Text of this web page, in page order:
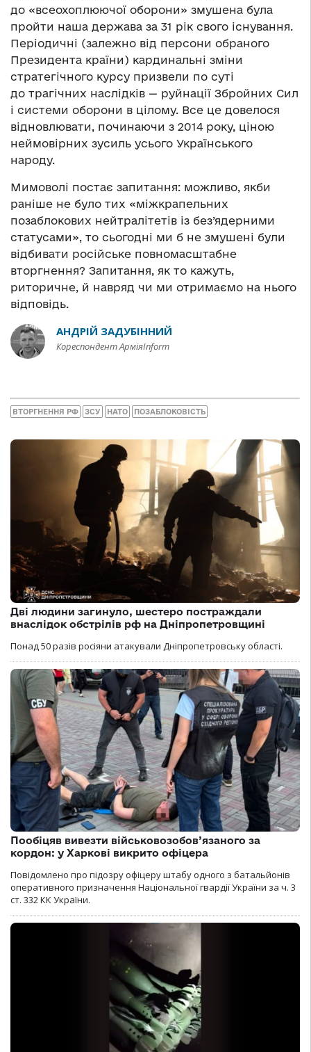
до «всеохоплюючої оборони» змушена була
пройти наша держава за 31 рік свого існування.
Періодичні (залежно від персони обраного
Президента країни) кардинальні зміни
стратегічного курсу призвели по суті
до трагічних наслідків — руйнації Збройних Сил
і системи оборони в цілому. Все це довелося
відновлювати, починаючи з 2014 року, ціною
неймовірних зусиль усього Українського
народу.
Мимоволі постає запитання: можливо, якби
раніше не було тих «міжкрапельних
позаблокових нейтралітетів із без’ядерними
статусами», то сьогодні ми б не змушені були
відбивати російське повномасштабне
вторгнення? Запитання, як то кажуть,
риторичне, й навряд чи ми отримаємо на нього
відповідь.
АНДРІЙ ЗАДУБІННИЙ
Кореспондент АрміяInform
ВТОРГНЕННЯ РФ ЗСУ НАТО ПОЗАБЛОКОВІСТЬ
Дві людини загинуло, шестеро постраждали
внаслідок обстрілів рф на Дніпропетровщині
Понад 50 разів росіяни атакували Дніпропетровську області.
Пообіцяв вивезти військовозобов’язаного за
кордон: у Харкові викрито офіцера
Повідомлено про підозру офіцеру штабу одного з батальйонів
оперативного призначення Національної гвардії України за ч. 3
ст. 332 КК України.